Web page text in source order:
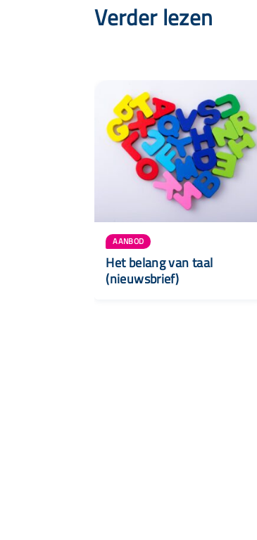
Verder lezen
AANBOD
Het belang van taal
(nieuwsbrief)